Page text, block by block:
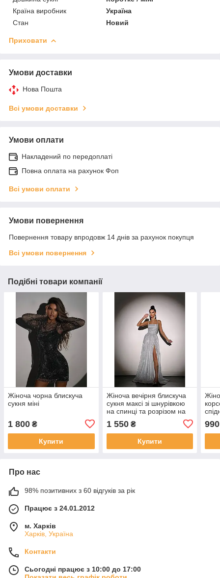
Країна виробник
Україна
Стан
Новий
Приховати
Умови доставки
Нова Пошта
Всі умови доставки
Умови оплати
Накладений по передоплаті
Повна оплата на рахунок Фоп
Всі умови оплати
Умови повернення
Повернення товару впродовж 14 днів за рахунок покупця
Всі умови повернення
Подібні товари компанії
Жіноча чорна блискуча
сукня міні
1 800 ₴
Купити
Жіноча вечірня блискуча
сукня максі зі шнурівкою
на спинці та розрізом на
1 550₴
Купити
990
Про нас
98% позитивних з 60 відгуків за рік
Працює з 24.01.2012
м. Харків
Харків, Україна
Контакти
Сьогодні працює з 10:00 до 17:00